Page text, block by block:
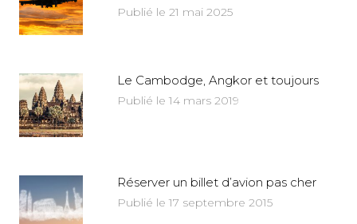
Publié le 21 mai 2025
Le Cambodge, Angkor et toujours
Publié le 14 mars 2019
Réserver un billet d’avion pas cher
Publié le 17 septembre 2015